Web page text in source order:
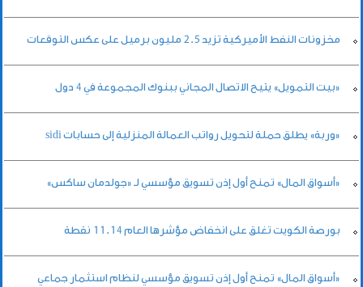
مخزونات النفط الأميركية تزيد 2.5 مليون برميل على عكس التوقعات
«بيت التمويل» يتيح الاتصال المجاني ببنوك المجموعة في 4 دول
«وربة» يطلق حملة لتحويل رواتب العمالة المنزلية إلى حسابات sidi
«أسواق المال» تمنح أول إذن تسويق مؤسسي لـ «جولدمان ساكس»
بورصة الكويت تغلق على انخفاض مؤشرها العام 11.14 نقطة
«أسواق المال» تمنح أول إذن تسويق مؤسسي لنظام استثمار جماعي